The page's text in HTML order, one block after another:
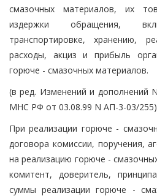
смазочных материалов, их
издержки обращения,
транспортировке, хранению,
расходы, акциз и прибыль
горюче - смазочных материалов.
(в ред. Изменений и дополнений
МНС РФ от 03.08.99 N АП-3-03/255)
При реализации горюче -
договора комиссии, поручения,
на реализацию горюче -
комитент, доверитель,
суммы реализации горюче -